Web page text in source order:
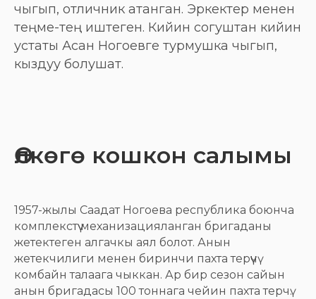
чыгып, отличник атанган. Эркектер менен
теңме-тең иштеген. Кийин согуштан кийин
устаты Асан Ногоевге турмушка чыгып,
кыздуу болушат.
Өлкөгө кошкон салымы
1957-жылы Саадат Ногоева республика боюнча
комплекстүү механизацияланган бригаданы
жетектеген алгачкы аял болот. Анын
жетекчилиги менен биринчи пахта терүүчү
комбайн талаага чыккан. Ар бир сезон сайын
анын бригадасы 100 тоннага чейин пахта терчү.